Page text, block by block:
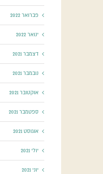
פברואר 2022
ינואר 2022
דצמבר 2021
נובמבר 2021
אוקטובר 2021
ספטמבר 2021
אוגוסט 2021
יולי 2021
יוני 2021